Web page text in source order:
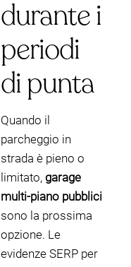
durante i
periodi
di punta
Quando il
parcheggio in
strada è pieno o
limitato, garage
multi-piano pubblici
sono la prossima
opzione. Le
evidenze SERP per